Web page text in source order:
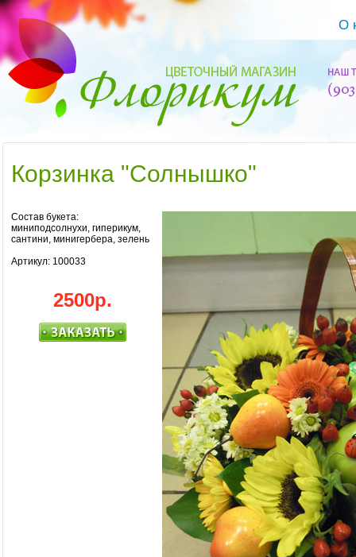
О
Корзинка "Солнышко"
Состав букета:
миниподсолнухи, гиперикум,
сантини, минигербера, зелень
Артикул: 100033
2500р.